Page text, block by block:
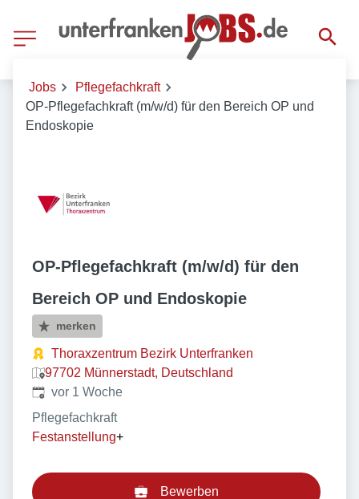
Jobs
Pflegefachkraft
OP-Pflegefachkraft (m/w/d) für den Bereich OP und
Endoskopie
OP-Pflegefachkraft (m/w/d) für den
Bereich OP und Endoskopie
merken
Thoraxzentrum Bezirk Unterfranken
97702 Münnerstadt, Deutschland
Veröffentlicht:
vor 1 Woche
Pflegefachkraft
Festanstellung+
Bewerben